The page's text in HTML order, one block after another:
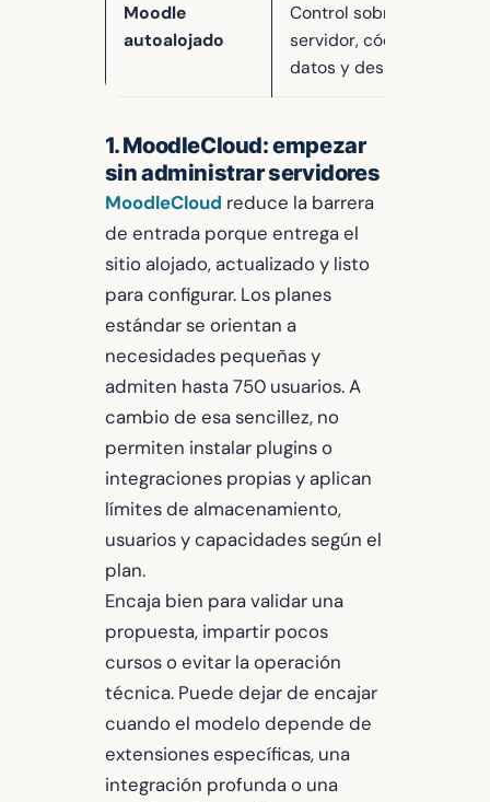
Moodle
autoalojado
Control sobre
servidor, código,
datos y despliegues
1. MoodleCloud: empezar
sin administrar servidores
MoodleCloud reduce la barrera
de entrada porque entrega el
sitio alojado, actualizado y listo
para configurar. Los planes
estándar se orientan a
necesidades pequeñas y
admiten hasta 750 usuarios. A
cambio de esa sencillez, no
permiten instalar plugins o
integraciones propias y aplican
límites de almacenamiento,
usuarios y capacidades según el
plan.
Encaja bien para validar una
propuesta, impartir pocos
cursos o evitar la operación
técnica. Puede dejar de encajar
cuando el modelo depende de
extensiones específicas, una
integración profunda o una